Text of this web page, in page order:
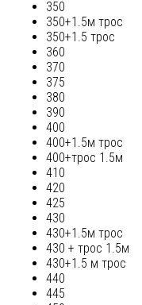
350
350+1.5м трос
350+1.5 трос
360
370
375
380
390
400
400+1.5м трос
400+трос 1.5м
410
420
425
430
430+1.5м трос
430 + трос 1.5м
430+1.5 м трос
440
445